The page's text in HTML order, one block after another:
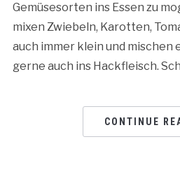
Gemüsesorten ins Essen zu
mixen Zwiebeln, Karotten,
auch immer klein und mischen
gerne auch ins Hackfleisch.
CONTINUE